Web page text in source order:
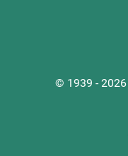
© 1939 -